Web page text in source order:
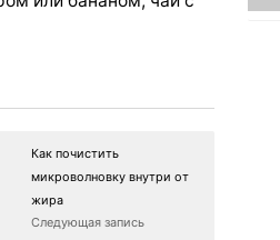
Как почистить
микроволновку внутри от
жира
Следующая запись